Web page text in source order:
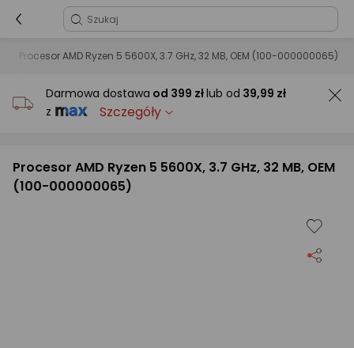
Procesor AMD Ryzen 5 5600X, 3.7 GHz, 32 MB, OEM (100-000000065)
Darmowa dostawa od 399 złlub od 39,99 zł
z
Szczegóły
Procesor AMD Ryzen 5 5600X, 3.7 GHz, 32 MB, OEM
(100-000000065)